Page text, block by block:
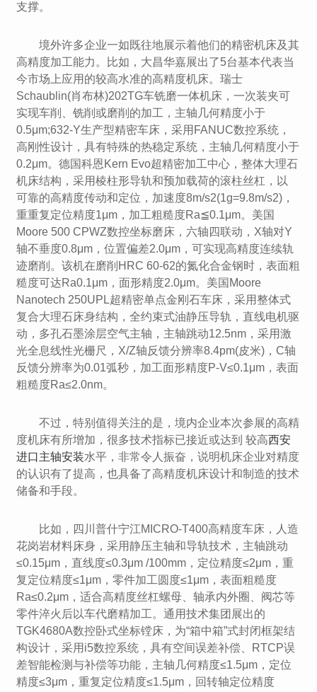
支撑。
境外许多企业一如既往地展示着他们的精密机床及其
高精度加工能力。比如，大昌华嘉展出了5台基本代表当
今市场上应用的较高水准的高精度机床。瑞士
Schaublin(肖布林)202TG车铣磨一体机床，一次装夹可
实现车削、铣削或磨削的加工，主轴几何精度小于
0.5μm;632-Y生产型精密车床，采用FANUC数控系统，
高刚性设计，具有特殊的热稳定系统，主轴几何精度小于
0.2μm。德国科恩Kern Evo超精密加工中心，整体大理石
机床结构，采用棱柱形导轨和预加载荷的滚柱丝杠，以
可靠的高精度传动和定位，加速度8m/s2(1g=9.8m/s2)，
重重复定位精度1μm，加工粗糙度Ra≦0.1μm。美国
Moore 500 CPWZ数控坐标磨床，六轴四联动，X轴对Y
轴不垂度0.8μm，位置偏差2.0μm，可实现高精度连续轨
迹磨削。该机在磨削HRC 60-62的氮化合金钢时，表面粗
糙度可达Ra0.1μm，面形精度2.0μm。美国Moore
Nanotech 250UPL超精密单点金刚石车床，采用整体式
复合大理石床身结构，全约束式油静压导轨，直线电机驱
动，多孔石墨涂层空气主轴，主轴跳动12.5nm，采用激
光全息线性光栅尺，X/Z轴反馈分辨率8.4pm(皮米)，C轴
反馈分辨率为0.01弧秒，加工面形精度P-V≤0.1μm，表面
粗糙度Ra≤2.0nm。
不过，特别值得关注的是，境内企业本次参展的高精
度机床有所增加，很多技术指标已接近或达到 较高西安
进口主轴安装水平，非常令人振奋，说明机床企业对精度
的认识有了提高，也具备了高精度机床设计和制造的技术
储备和手段。
比如，四川普什宁江MICRO-T400高精度车床，人造
花岗岩材料床身，采用静压主轴和导轨技术，主轴跳动
≤0.15μm，直线度≤0.3μm /100mm，定位精度≤2μm，重
复定位精度≤1μm，零件加工圆度≤1μm，表面粗糙度
Ra≤0.2μm，适合高精度丝杠螺母、轴承内外圈、阀芯等
零件淬火后以车代磨精加工。通用技术集团展出的
TGK4680A数控卧式坐标镗床，为“箱中箱”式封闭框架结
构设计，采用i5数控系统，具有空间误差补偿、RTCP误
差智能检测与补偿等功能，主轴几何精度≤1.5μm，定位
精度≤3μm，重复定位精度≤1.5μm，回转轴定位精度